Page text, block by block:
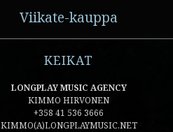
Viikate-kauppa
KEIKAT
LONGPLAY MUSIC AGENCY
KIMMO HIRVONEN
+358 41 536 3666
KIMMO(A)LONGPLAYMUSIC.NET